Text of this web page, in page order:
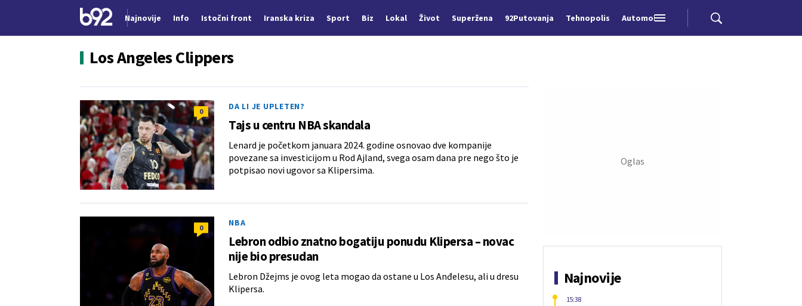
Najnovije Info Istočni front Iranska kriza Sport Biz Lokal Život Superžena 92Putovanja Tehnopolis Automobili
Los Angeles Clippers
0 DA LI JE UPLETEN?
Tajs u centru NBA skandala
Lenard je početkom januara 2024. godine osnovao dve kompanije
povezane sa investicijom u Rod Ajland, svega osam dana pre nego što je
potpisao novi ugovor sa Klipersima.
0 NBA
Lebron odbio znatno bogatiju ponudu Klipersa – novac
nije bio presudan
Lebron Džejms je ovog leta mogao da ostane u Los Anđelesu, ali u dresu
Klipersa.
Najnovije
15:38